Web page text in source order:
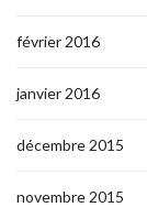
février 2016
janvier 2016
décembre 2015
novembre 2015